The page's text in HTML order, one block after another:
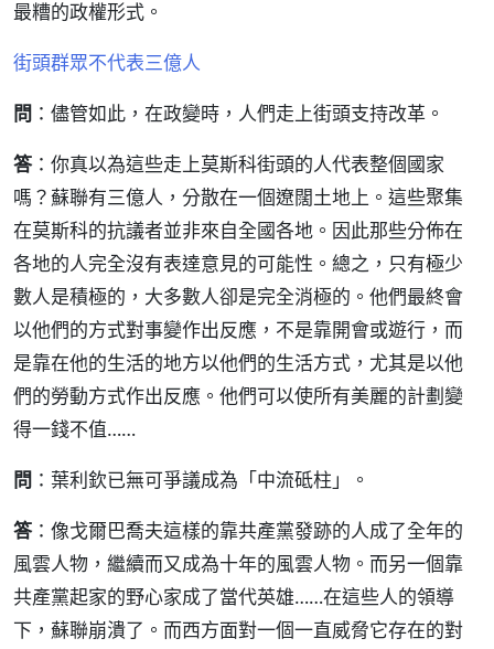
最糟的政權形式。
街頭群眾不代表三億人
問 ：儘管如此，在政變時，人們走上街頭支持改革。
答：你真以為這些走上莫斯科街頭的人代表整個國家
嗎？蘇聯有三億人，分散在一個遼闊土地上。這些聚集
在莫斯科的抗議者並非來自全國各地。因此那些分佈在
各地的人完全沒有表達意見的可能性。總之，只有極少
數人是積極的，大多數人卻是完全消極的。他們最終會
以他們的方式對事變作出反應，不是靠開會或遊行，而
是靠在他的生活的地方以他們的生活方式，尤其是以他
們的勞動方式作出反應。他們可以使所有美麗的計劃變
得一錢不值……
問 ：葉利欽已無可爭議成為「中流砥柱」。
答：像戈爾巴喬夫這樣的靠共產黨發跡的人成了全年的
風雲人物，繼續而又成為十年的風雲人物。而另一個靠
共產黨起家的野心家成了當代英雄……在這些人的領導
下，蘇聯崩潰了。而西方面對一個一直威脅它存在的對